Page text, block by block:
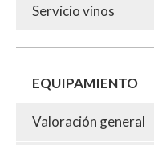
Servicio vinos
EQUIPAMIENTO
Valoración general